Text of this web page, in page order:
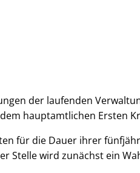
der laufenden
hauptamtlichen Ersten
für die Dauer ihrer
Stelle wird zunächst ein